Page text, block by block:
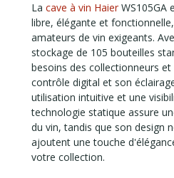
La cave à vin Haier WS105GA
libre, élégante et
amateurs de vin exigeants.
stockage de 105 bouteilles
besoins des collectionneurs et
contrôle digital et son
utilisation intuitive et une
technologie statique assure
du vin, tandis que son design
ajoutent une touche
votre collection.